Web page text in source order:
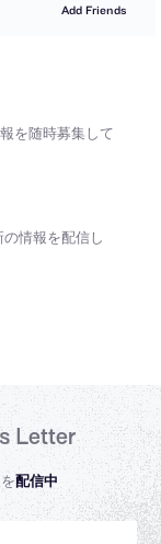
Add Friends
を随時募集して
情報を配信し
Letter
配信中